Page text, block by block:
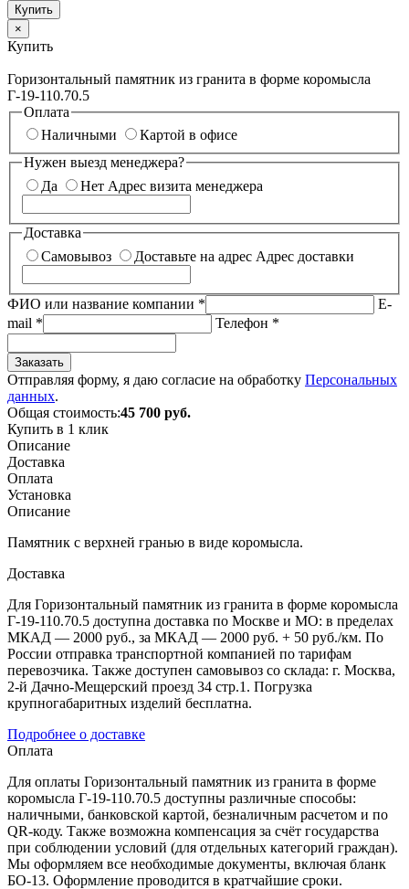
×
Купить
Горизонтальный памятник из гранита в форме коромысла
Г-19-110.70.5
Оплата
Наличными
Картой в офисе
Нужен выезд менеджера?
Да
Нет Адрес визита менеджера
Доставка
Самовывоз
Доставьте на адрес Адрес доставки
ФИО или название компании *
E-
mail * Телефон *
Заказать
Отправляя форму, я даю согласие на обработку Персональных
данных.
Общая стоимость:45 700 руб.
Купить в 1 клик
Описание
Доставка
Оплата
Установка
Описание
Памятник с верхней гранью в виде коромысла.
Доставка
Для Горизонтальный памятник из гранита в форме коромысла
Г-19-110.70.5 доступна доставка по Москве и МО: в пределах
МКАД — 2000 руб., за МКАД — 2000 руб. + 50 руб./км. По
России отправка транспортной компанией по тарифам
перевозчика. Также доступен самовывоз со склада: г. Москва,
2-й Дачно-Мещерский проезд 34 стр.1. Погрузка
крупногабаритных изделий бесплатна.
Подробнее о доставке
Оплата
Для оплаты Горизонтальный памятник из гранита в форме
коромысла Г-19-110.70.5 доступны различные способы:
наличными, банковской картой, безналичным расчетом и по
QR-коду. Также возможна компенсация за счёт государства
при соблюдении условий (для отдельных категорий граждан).
Мы оформляем все необходимые документы, включая бланк
БО-13. Оформление проводится в кратчайшие сроки.